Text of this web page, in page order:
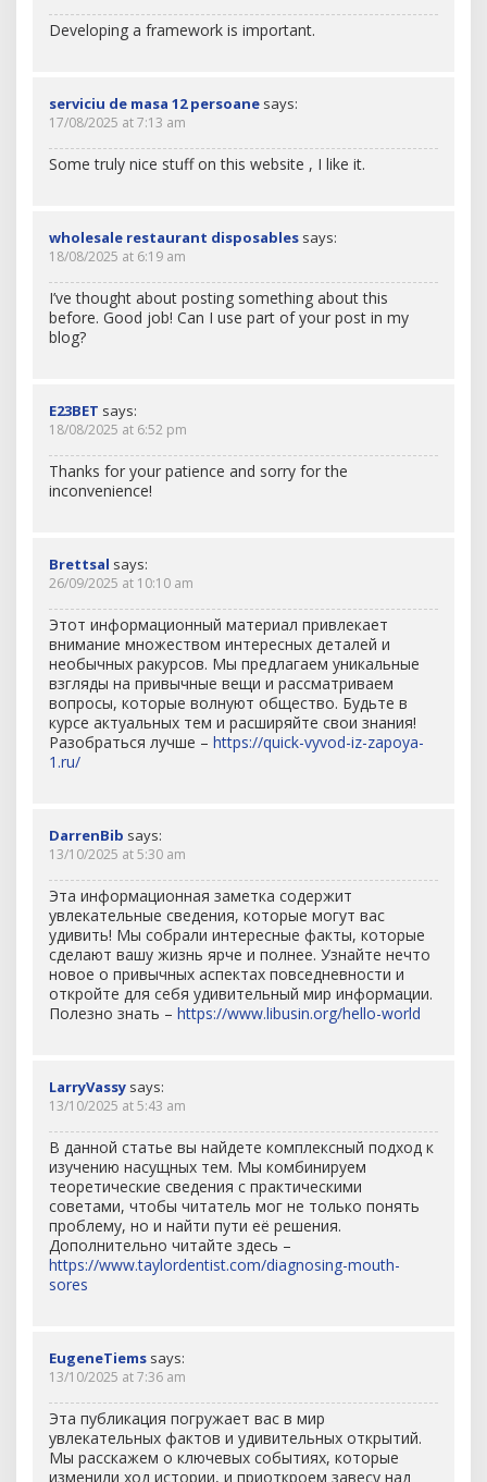
Developing a framework is important.
serviciu de masa 12 persoane says:
17/08/2025 at 7:13 am
Some truly nice stuff on this website , I like it.
wholesale restaurant disposables says:
18/08/2025 at 6:19 am
I’ve thought about posting something about this
before. Good job! Can I use part of your post in my
blog?
E23BET says:
18/08/2025 at 6:52 pm
Thanks for your patience and sorry for the
inconvenience!
Brettsal says:
26/09/2025 at 10:10 am
Этот информационный материал привлекает
внимание множеством интересных деталей и
необычных ракурсов. Мы предлагаем уникальные
взгляды на привычные вещи и рассматриваем
вопросы, которые волнуют общество. Будьте в
курсе актуальных тем и расширяйте свои знания!
Разобраться лучше – https://quick-vyvod-iz-zapoya-
1.ru/
DarrenBib says:
13/10/2025 at 5:30 am
Эта информационная заметка содержит
увлекательные сведения, которые могут вас
удивить! Мы собрали интересные факты, которые
сделают вашу жизнь ярче и полнее. Узнайте нечто
новое о привычных аспектах повседневности и
откройте для себя удивительный мир информации.
Полезно знать – https://www.libusin.org/hello-world
LarryVassy says:
13/10/2025 at 5:43 am
В данной статье вы найдете комплексный подход к
изучению насущных тем. Мы комбинируем
теоретические сведения с практическими
советами, чтобы читатель мог не только понять
проблему, но и найти пути её решения.
Дополнительно читайте здесь –
https://www.taylordentist.com/diagnosing-mouth-
sores
EugeneTiems says:
13/10/2025 at 7:36 am
Эта публикация погружает вас в мир
увлекательных фактов и удивительных открытий.
Мы расскажем о ключевых событиях, которые
изменили ход истории, и приоткроем завесу над